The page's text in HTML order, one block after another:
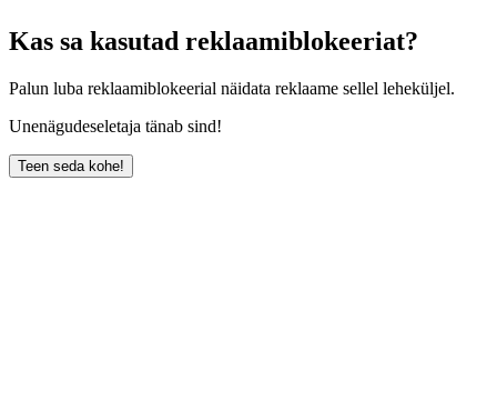
Kas sa kasutad reklaamiblokeeriat?
Palun luba reklaamiblokeerial näidata reklaame sellel leheküljel.
Unenägudeseletaja tänab sind!
Teen seda kohe!